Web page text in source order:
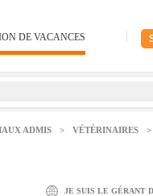
DE VACANCES
ADMIS > VÉTÉRINAIRES >
JE SUIS LE GÉRANT